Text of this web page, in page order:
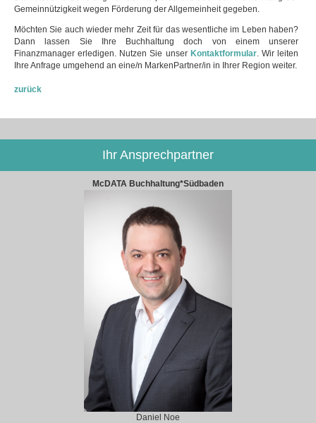
Gemeinnützigkeit wegen Förderung der Allgemeinheit gegeben.
Möchten Sie auch wieder mehr Zeit für das wesentliche im Leben haben?
Dann lassen Sie Ihre Buchhaltung doch von einem unserer
Finanzmanager erledigen. Nutzen Sie unser Kontaktformular. Wir leiten
Ihre Anfrage umgehend an eine/n MarkenPartner/in in Ihrer Region weiter.
zurück
Ihr Ansprechpartner
McDATA Buchhaltung*Südbaden
Daniel Noe